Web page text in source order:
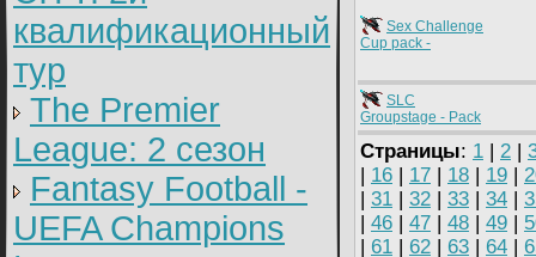
квалификационный
тур
The Premier
League: 2 cезон
Fantasy Football -
UEFA Champions
Sex Challenge
Cup pack -
SLC
Groupstage - Pack
Страницы: 1 | 2 |
| 16 | 17 | 18 | 19 |
| 31 | 32 | 33 | 34 |
| 46 | 47 | 48 | 49 |
| 61 | 62 | 63 | 64 |